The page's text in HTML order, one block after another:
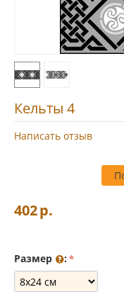
Кельты 4
Написать отзыв
402р.
Размер :